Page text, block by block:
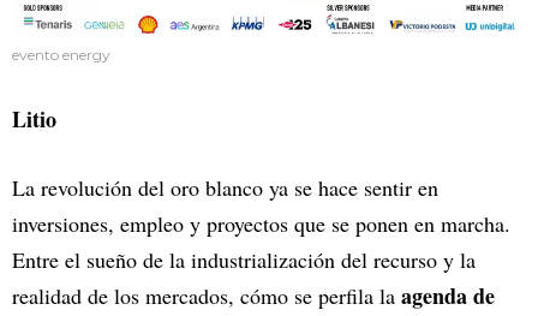
evento energy
Litio
La revolución del oro blanco ya se hace sentir en
inversiones, empleo y proyectos que se ponen en marcha.
Entre el sueño de la industrialización del recurso y la
realidad de los mercados, cómo se perfila la agenda de